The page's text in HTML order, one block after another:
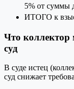
5% от суммы
ИТОГО к
Что коллектор
суд
В суде истец
суд снижает